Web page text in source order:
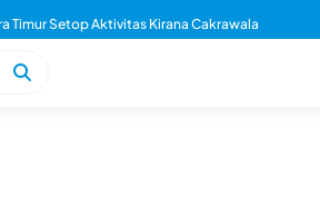
Timur dan Antam Teken Kerjasama